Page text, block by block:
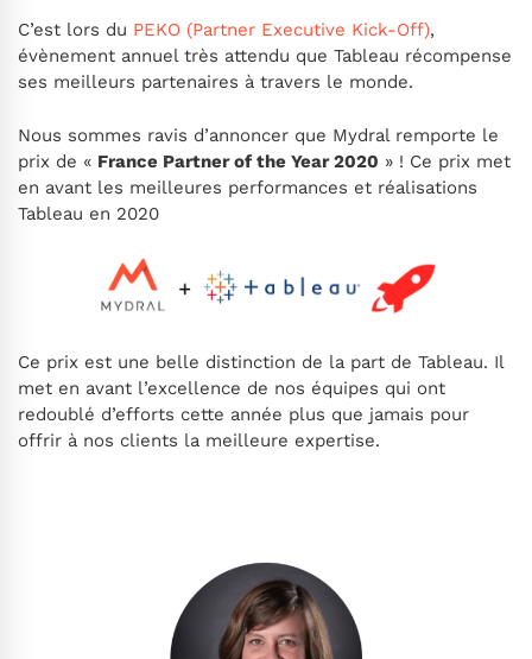
C’est lors du PEKO (Partner Executive Kick-Off),
évènement annuel très attendu que Tableau récompense
ses meilleurs partenaires à travers le monde.
Nous sommes ravis d’annoncer que Mydral remporte le
prix de « France Partner of the Year 2020 » ! Ce prix met
en avant les meilleures performances et réalisations
Tableau en 2020
Ce prix est une belle distinction de la part de Tableau. Il
met en avant l’excellence de nos équipes qui ont
redoublé d’efforts cette année plus que jamais pour
offrir à nos clients la meilleure expertise.